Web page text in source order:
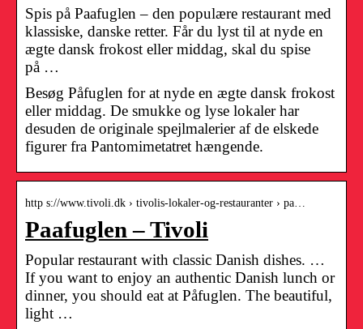
Spis på Paafuglen – den populære restaurant med
klassiske, danske retter. Får du lyst til at nyde en
ægte dansk frokost eller middag, skal du spise
på …
Besøg Påfuglen for at nyde en ægte dansk frokost
eller middag. De smukke og lyse lokaler har
desuden de originale spejlmalerier af de elskede
figurer fra Pantomimetatret hængende.
http s://www.tivoli.dk › tivolis-lokaler-og-restauranter › pa…
Paafuglen – Tivoli
Popular restaurant with classic Danish dishes. …
If you want to enjoy an authentic Danish lunch or
dinner, you should eat at Påfuglen. The beautiful,
light …